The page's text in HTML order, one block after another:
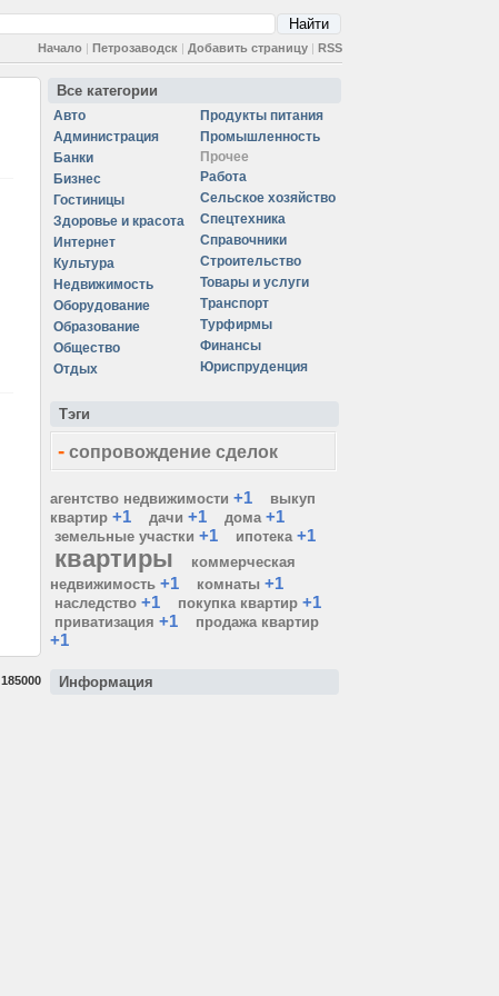
Начало | Петрозаводск | Добавить страницу | RSS
185000
Все категории
Авто
Администрация
Банки
Бизнес
Гостиницы
Здоровье и красота
Интернет
Культура
Недвижимость
Оборудование
Образование
Общество
Отдых
Продукты питания
Промышленность
Прочее
Работа
Сельское хозяйство
Спецтехника
Справочники
Строительство
Товары и услуги
Транспорт
Турфирмы
Финансы
Юриспруденция
Тэги
- сопровождение сделок
агентство недвижимости +1
выкуп
квартир +1 дачи +1 дома +1
земельные участки +1 ипотека +1
квартиры
коммерческая
недвижимость +1 комнаты +1
наследство +1 покупка квартир +1
приватизация +1 продажа квартир
+1
Информация